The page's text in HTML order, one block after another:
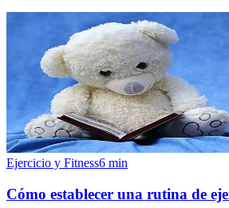
Ejercicio y Fitness6 min
Cómo establecer una rutina de